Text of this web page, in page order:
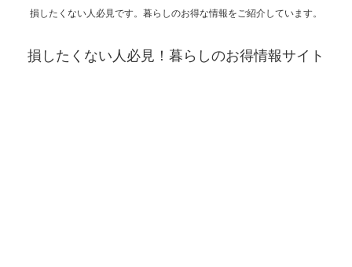
損したくない人必見です。暮らしのお得な情報をご紹介しています。
損したくない人必見！暮らしのお得情報サイト